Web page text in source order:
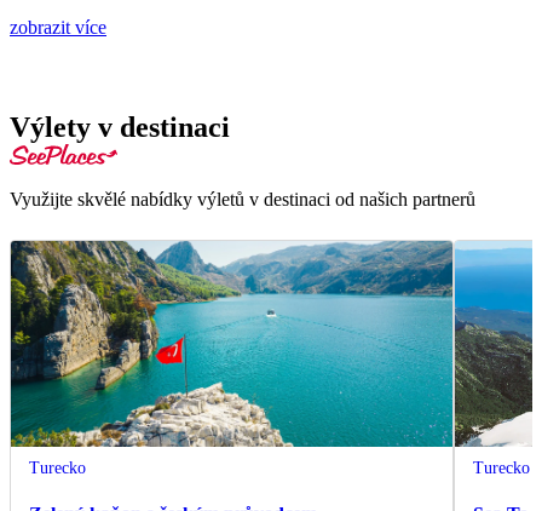
zobrazit více
Výlety v destinaci
Využijte skvělé nabídky výletů v destinaci od našich partnerů
Turecko Turecko